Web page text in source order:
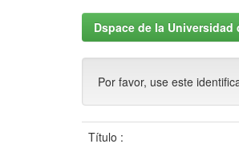
Dspace de la Universidad
Por favor, use este
Título :